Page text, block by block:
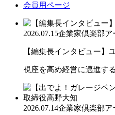
会員用ページ
2026.07.15企業家倶楽部ア
【編集長インタビュー
視座を高め経営に邁進する
2026.07.14企業家倶楽部ア